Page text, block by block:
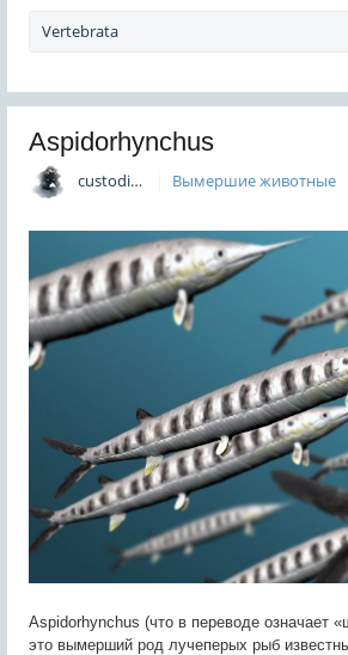
Aspidorhynchus
custodian Вымершие животные
Aspidorhynchus (что в переводе означает
это вымерший род лучеперых рыб